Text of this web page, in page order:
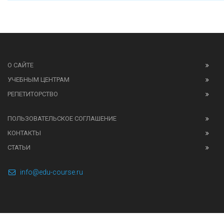
О САЙТЕ
УЧЕБНЫМ ЦЕНТРАМ
РЕПЕТИТОРСТВО
ПОЛЬЗОВАТЕЛЬСКОЕ СОГЛАШЕНИЕ
КОНТАКТЫ
СТАТЬИ
info@edu-course.ru